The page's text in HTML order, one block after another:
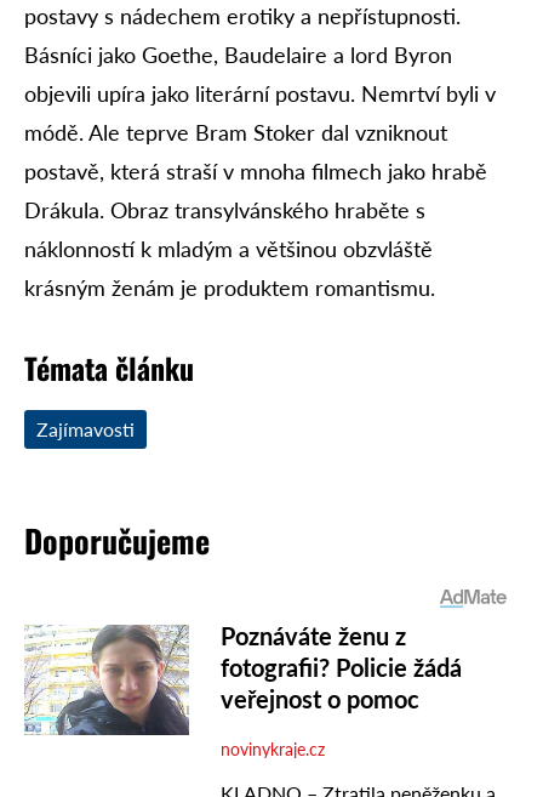
postavy s nádechem erotiky a nepřístupnosti.
Básníci jako Goethe, Baudelaire a lord Byron
objevili upíra jako literární postavu. Nemrtví byli v
módě. Ale teprve Bram Stoker dal vzniknout
postavě, která straší v mnoha filmech jako hrabě
Drákula. Obraz transylvánského hraběte s
náklonností k mladým a většinou obzvláště
krásným ženám je produktem romantismu.
Témata článku
Zajímavosti
Doporučujeme